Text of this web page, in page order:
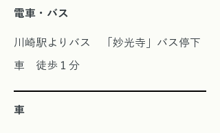
電車・バス
川崎駅よりバス 「妙光寺」バス停下
車 徒歩１分
車